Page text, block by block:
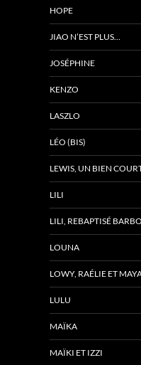
HOPE
JIAO N’EST PLUS…
JOSÉPHINE
KENZO
LASZLO
LÉO (BIS)
LEWIS, UN BIEN
LILI
LILI, REBAPTISÉ
LOUNA
LOWY, RAÉLIE ET
LULU
MAÏKA
MAÏKI ET IZZI